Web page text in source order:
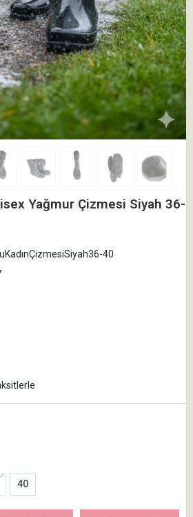
Yağmur Çizmesi Siyah 36-
40
40